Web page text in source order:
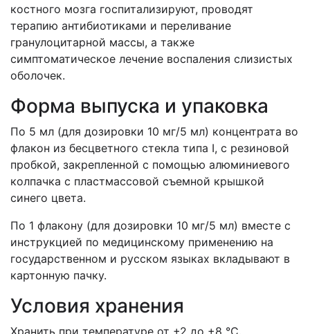
костного мозга госпитализируют, проводят
терапию антибиотиками и переливание
гранулоцитарной массы, а также
симптоматическое лечение воспаления слизистых
оболочек.
Форма выпуска и упаковка
По 5 мл (для дозировки 10 мг/5 мл) концентрата во
флакон из бесцветного стекла типа I, с резиновой
пробкой, закрепленной с помощью алюминиевого
колпачка с пластмассовой съемной крышкой
синего цвета.
По 1 флакону (для дозировки 10 мг/5 мл) вместе с
инструкцией по медицинскому применению на
государственном и русском языках вкладывают в
картонную пачку.
Условия хранения
Хранить при температуре от +2 до +8 °С.